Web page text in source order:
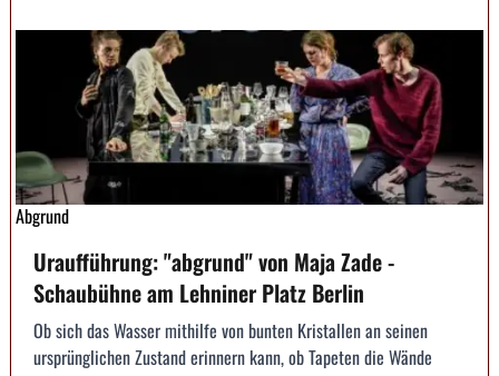
Abgrund
Uraufführung: "abgrund" von Maja Zade -
Schaubühne am Lehniner Platz Berlin
Ob sich das Wasser mithilfe von bunten Kristallen an seinen
ursprünglichen Zustand erinnern kann, ob Tapeten die Wände